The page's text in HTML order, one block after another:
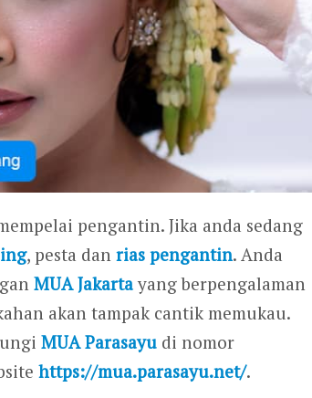
pengantin. Jika anda sedang
, pesta dan rias pengantin. Anda
MUA Jakarta yang berpengalaman
akan tampak cantik memukau.
MUA Parasayu di nomor
https://mua.parasayu.net/.